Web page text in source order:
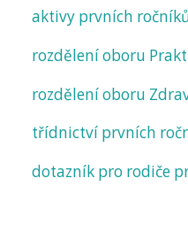
aktivy prvních
rozdělení oboru
rozdělení oboru
třídnictví prvních
dotazník pro rodiče